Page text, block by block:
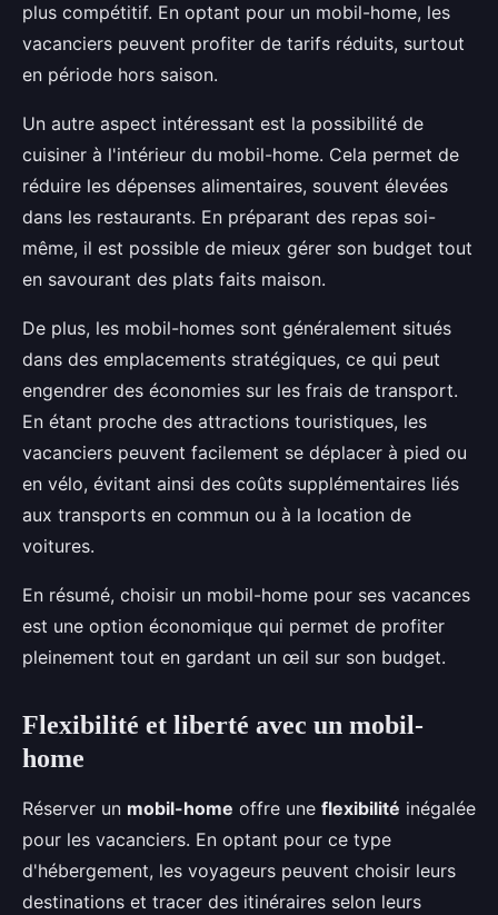
plus compétitif. En optant pour un mobil-home, les
vacanciers peuvent profiter de tarifs réduits, surtout
en période hors saison.
Un autre aspect intéressant est la possibilité de
cuisiner à l'intérieur du mobil-home. Cela permet de
réduire les dépenses alimentaires, souvent élevées
dans les restaurants. En préparant des repas soi-
même, il est possible de mieux gérer son budget tout
en savourant des plats faits maison.
De plus, les mobil-homes sont généralement situés
dans des emplacements stratégiques, ce qui peut
engendrer des économies sur les frais de transport.
En étant proche des attractions touristiques, les
vacanciers peuvent facilement se déplacer à pied ou
en vélo, évitant ainsi des coûts supplémentaires liés
aux transports en commun ou à la location de
voitures.
En résumé, choisir un mobil-home pour ses vacances
est une option économique qui permet de profiter
pleinement tout en gardant un œil sur son budget.
Flexibilité et liberté avec un mobil-
home
Réserver un mobil-home offre une flexibilité inégalée
pour les vacanciers. En optant pour ce type
d'hébergement, les voyageurs peuvent choisir leurs
destinations et tracer des itinéraires selon leurs